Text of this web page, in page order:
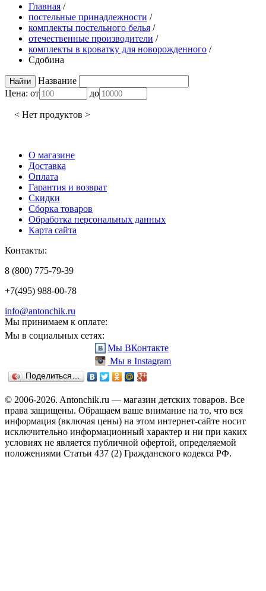
Главная /
постельные принадлежности /
комплекты постельного белья /
отечественные производители /
комплекты в кроватку для новорожденного /
Сдобина
Название
Цена: от до
< Нет продуктов >
О магазине
Доставка
Оплата
Гарантия и возврат
Скидки
Сборка товаров
Обработка персональных данных
Карта сайта
Контакты:
8 (800) 775-79-39
+7(495) 988-00-78
info@antonchik.ru
Мы принимаем к оплате:
Мы в социальных сетях:
Мы ВКонтакте
Мы в Instagram
Поделиться…
© 2006-2026. Antonchik.ru — магазин детских товаров. Все
права защищены. Обращаем ваше внимание на то, что вся
информация (включая цены) на этом интернет-сайте носит
исключительно информационный характер и ни при каких
условиях не является публичной офертой, определяемой
положениями Статьи 437 (2) Гражданского кодекса РФ.